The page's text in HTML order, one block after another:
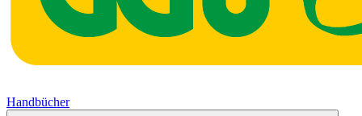
Handbücher